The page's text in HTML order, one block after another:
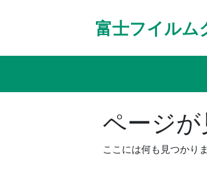
富士フイルム
ページが
ここには何も見つかり